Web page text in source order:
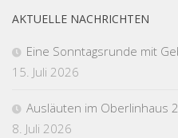
AKTUELLE NACHRICHTEN
Eine Sonntagsrunde mit
15. Juli 2026
Ausläuten im Oberlinhaus
8. Juli 2026